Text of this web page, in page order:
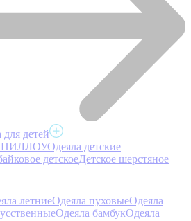
детей
ПИЛЛОУОдеяла детские
детскоеДетское шерстяное
летниеОдеяла пуховыеОдеяла
Одеяла бамбукОдеяла